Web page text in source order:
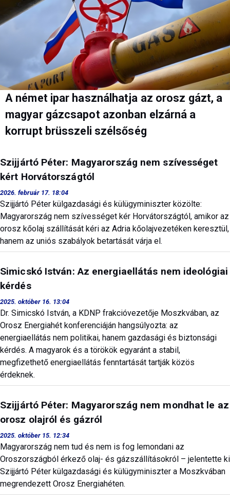
A német ipar használhatja az orosz gázt, a
magyar gázcsapot azonban elzárná a
korrupt brüsszeli szélsőség
Szijjártó Péter: Magyarország nem szívességet
kért Horvátországtól
2026. február 17. 18:04
Szijjártó Péter külgazdasági és külügyminiszter közölte:
Magyarország nem szívességet kér Horvátországtól, amikor az
orosz kőolaj szállítását kéri az Adria kőolajvezetéken keresztül,
hanem az uniós szabályok betartását várja el.
Simicskó István: Az energiaellátás nem ideológiai
kérdés
2025. október 16. 13:04
Dr. Simicskó István, a KDNP frakcióvezetője Moszkvában, az
Orosz Energiahét konferenciáján hangsúlyozta: az
energiaellátás nem politikai, hanem gazdasági és biztonsági
kérdés. A magyarok és a törökök egyaránt a stabil,
megfizethető energiaellátás fenntartását tartják közös
érdeknek.
Szijjártó Péter: Magyarország nem mondhat le az
orosz olajról és gázról
2025. október 15. 12:34
Magyarország nem tud és nem is fog lemondani az
Oroszországból érkező olaj- és gázszállításokról – jelentette ki
Szijjártó Péter külgazdasági és külügyminiszter a Moszkvában
megrendezett Orosz Energiahéten.